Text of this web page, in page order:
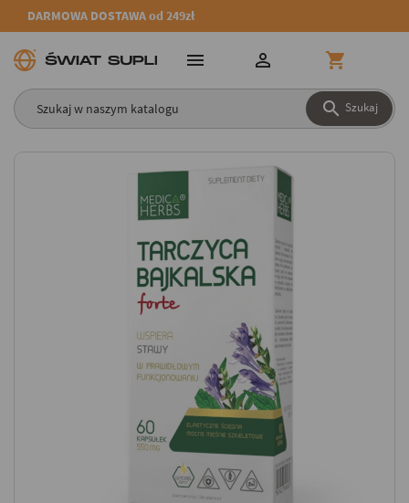
DARMOWA DOSTAWA od 249zł
 Szukaj
  